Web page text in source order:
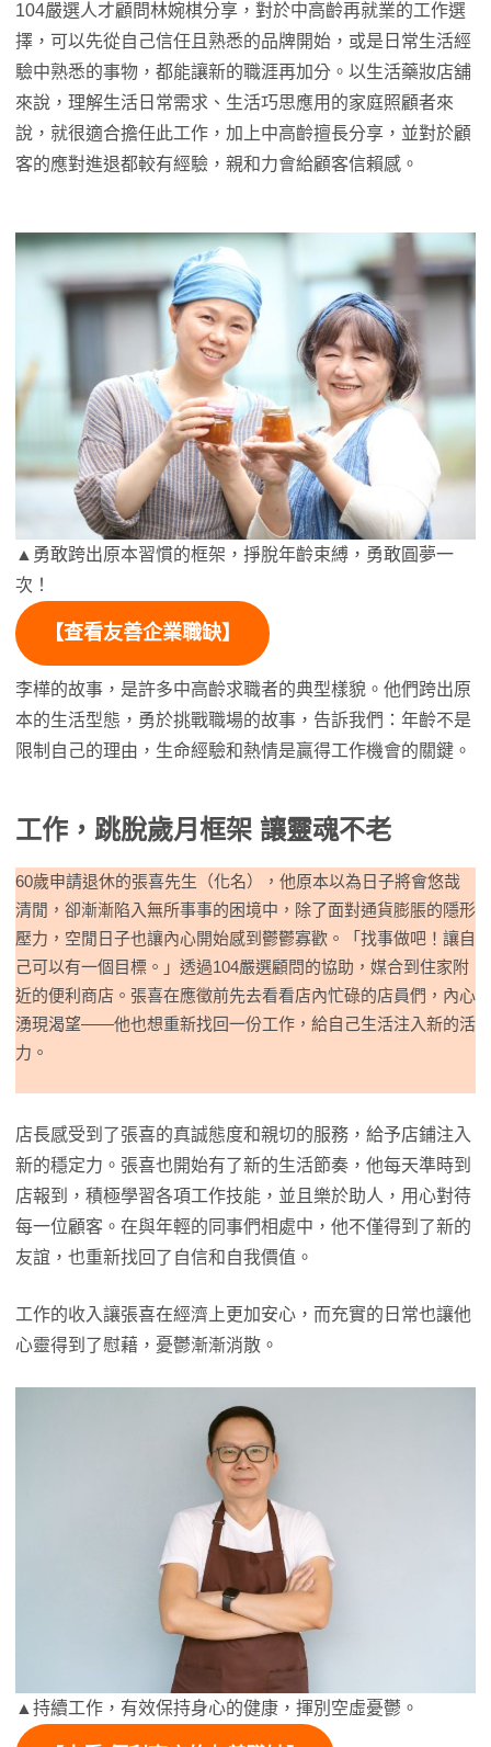
104嚴選人才顧問林婉棋分享，對於中高齡再就業的工作選
擇，可以先從自己信任且熟悉的品牌開始，或是日常生活經
驗中熟悉的事物，都能讓新的職涯再加分。以生活藥妝店舖
來說，理解生活日常需求、生活巧思應用的家庭照顧者來
說，就很適合擔任此工作，加上中高齡擅長分享，並對於顧
客的應對進退都較有經驗，親和力會給顧客信賴感。
▲勇敢跨出原本習慣的框架，掙脫年齡束縛，勇敢圓夢一
次！
【查看友善企業職缺】
李樺的故事，是許多中高齡求職者的典型樣貌。他們跨出原
本的生活型態，勇於挑戰職場的故事，告訴我們：年齡不是
限制自己的理由，生命經驗和熱情是贏得工作機會的關鍵。
工作，跳脫歲月框架 讓靈魂不老
60歲申請退休的張喜先生（化名），他原本以為日子將會悠哉
清閒，卻漸漸陷入無所事事的困境中，除了面對通貨膨脹的隱形
壓力，空閒日子也讓內心開始感到鬱鬱寡歡。「找事做吧！讓自
己可以有一個目標。」透過104嚴選顧問的協助，媒合到住家附
近的便利商店。張喜在應徵前先去看看店內忙碌的店員們，內心
湧現渴望——他也想重新找回一份工作，給自己生活注入新的活
力。
店長感受到了張喜的真誠態度和親切的服務，給予店鋪注入
新的穩定力。張喜也開始有了新的生活節奏，他每天準時到
店報到，積極學習各項工作技能，並且樂於助人，用心對待
每一位顧客。在與年輕的同事們相處中，他不僅得到了新的
友誼，也重新找回了自信和自我價值。
工作的收入讓張喜在經濟上更加安心，而充實的日常也讓他
心靈得到了慰藉，憂鬱漸漸消散。
▲持續工作，有效保持身心的健康，揮別空虛憂鬱。